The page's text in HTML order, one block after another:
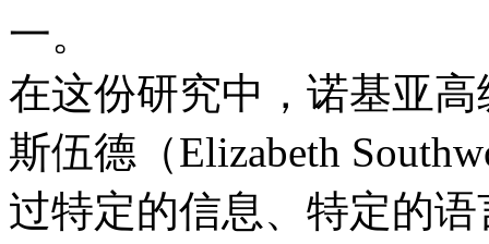
一。
在这份研究中，诺基亚
斯伍德（Elizabeth
过特定的信息、特定的